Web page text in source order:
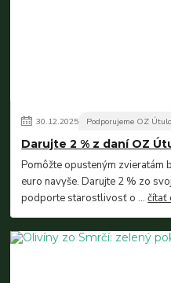
30.12.2025 Podporujeme OZ
Darujte 2 % z daní OZ
Pomôžte opusteným zvieratám
euro navyše. Darujte 2 % zo
podporte starostlivosť o ...čítať